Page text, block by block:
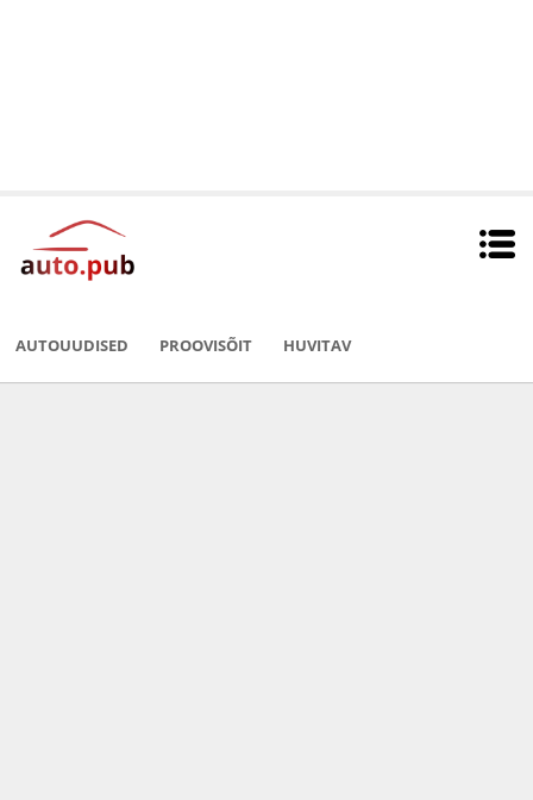
AUTOUUDISED PROOVISÕIT HUVITAV